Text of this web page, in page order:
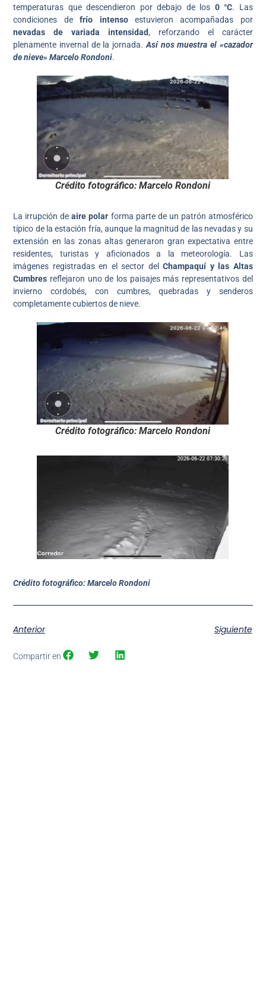
temperaturas que descendieron por debajo de los 0 °C. Las
condiciones defrío intensoestuvieron acompañadas por
nevadas de variada intensidad, reforzando el carácter
plenamente invernal de la jornada. Así nos muestra el «cazador
de nieve» Marcelo Rondoni.
Crédito fotográfico: Marcelo Rondoni
La irrupción deaire polar forma parte de un patrón atmosférico
típico de la estación fría, aunque la magnitud de las nevadas y su
extensión en las zonas altas generaron gran expectativa entre
residentes, turistas y aficionados a la meteorología. Las
imágenes registradas en el sector delChampaquí y las Altas
Cumbres reflejaron uno de los paisajes más representativos del
invierno cordobés, con cumbres, quebradas y senderos
completamente cubiertos de nieve.
Crédito fotográfico: Marcelo Rondoni
Crédito fotográfico: Marcelo Rondoni
Anterior Siguiente
Compartir en